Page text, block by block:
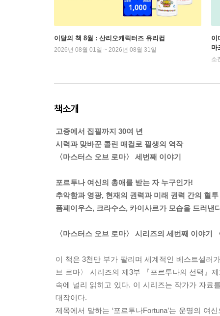
이달의 책 8월 : 산리오캐릭터즈 유리컵
2026년 08월 01일 ~ 2026년 08월 31일
이
마
소
책소개
고증에서 집필까지 30여 년
시력과 맞바꾼 콜린 매컬로 필생의 역작
〈마스터스 오브 로마〉 세번째 이야기
포르투나 여신의 총애를 받는 자 누구인가!
추악함과 영광, 현재의 권력과 미래 권력 간의 혈투
폼페이우스, 크라수스, 카이사르가 모습을 드러낸
〈마스터스 오브 로마〉 시리즈의 세번째 이야기
이 책은 3천만 부가 팔리며 세계적인 베스트셀러
브 로마〉 시리즈의 제3부 『포르투나의 선택』
속에 널리 읽히고 있다. 이 시리즈는 작가가 자료
대작이다.
제목에서 말하는 ‘포르투나Fortuna’는 운명의